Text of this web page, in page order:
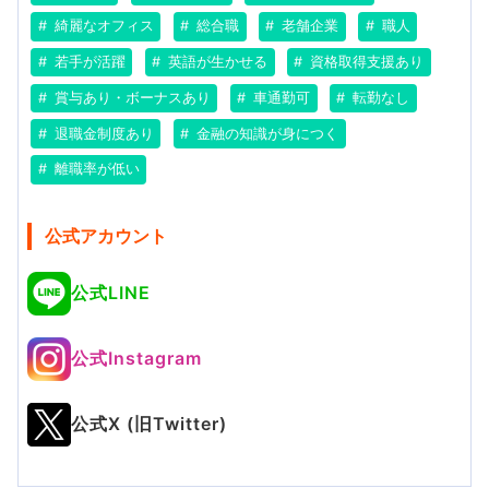
綺麗なオフィス 総合職 老舗企業 職人
若手が活躍 英語が生かせる 資格取得支援あり
賞与あり・ボーナスあり 車通勤可 転勤なし
退職金制度あり 金融の知識が身につく
離職率が低い
公式アカウント
公式LINE
公式Instagram
公式X (旧Twitter)